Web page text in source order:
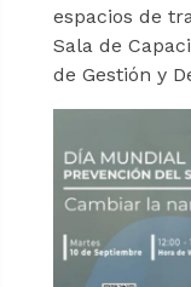
espacios de
Sala de
de Gestión y